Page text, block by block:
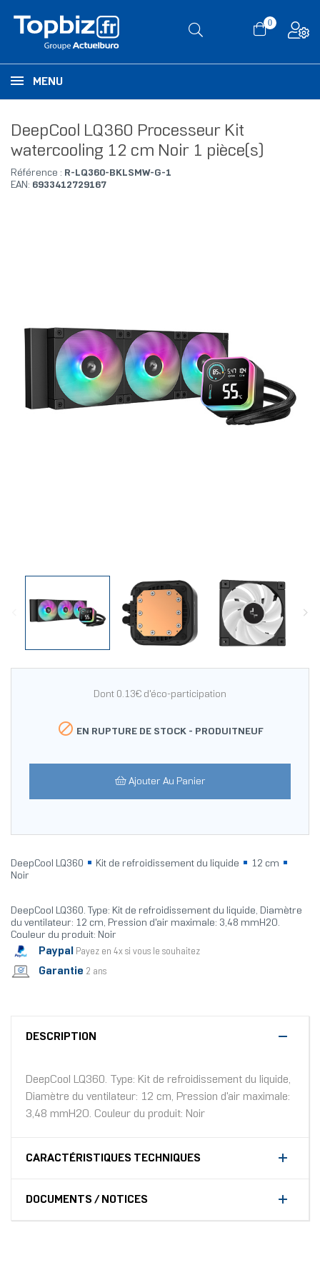
0
MENU
DeepCool LQ360 Processeur Kit
watercooling 12 cm Noir 1 pièce(s)
Référence : R-LQ360-BKLSMW-G-1
EAN: 6933412729167
Dont 0.13€ d'éco-participation
 EN RUPTURE DE STOCK - PRODUITNEUF
Ajouter Au Panier
DeepCool LQ360 Kit de refroidissement du liquide
12 cm
Noir
DeepCool LQ360. Type: Kit de refroidissement du liquide, Diamètre
du ventilateur: 12 cm, Pression d'air maximale: 3,48 mmH2O.
Couleur du produit: Noir
Paypal Payez en 4x si vous le souhaitez
Garantie 2 ans
DESCRIPTION
DeepCool LQ360. Type: Kit de refroidissement du liquide,
Diamètre du ventilateur: 12 cm, Pression d'air maximale:
3,48 mmH2O. Couleur du produit: Noir
CARACTÉRISTIQUES TECHNIQUES
DOCUMENTS / NOTICES